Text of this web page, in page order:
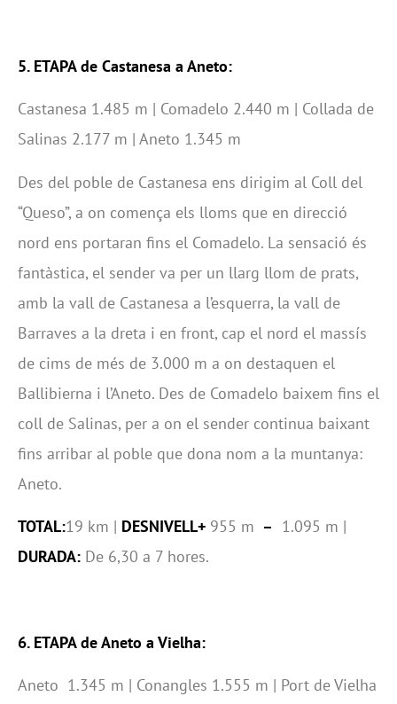
5. ETAPA de Castanesa a Aneto:
Castanesa 1.485 m | Comadelo 2.440 m | Collada de
Salinas 2.177 m | Aneto 1.345 m
Des del poble de Castanesa ens dirigim al Coll del
“Queso”, a on comença els lloms que en direcció
nord ens portaran fins el Comadelo. La sensació és
fantàstica, el sender va per un llarg llom de prats,
amb la vall de Castanesa a l’esquerra, la vall de
Barraves a la dreta i en front, cap el nord el massís
de cims de més de 3.000 m a on destaquen el
Ballibierna i l’Aneto. Des de Comadelo baixem fins el
coll de Salinas, per a on el sender continua baixant
fins arribar al poble que dona nom a la muntanya:
Aneto.
TOTAL:19 km | DESNIVELL+ 955 m – 1.095 m |
DURADA: De 6,30 a 7 hores.
6. ETAPA de Aneto a Vielha:
Aneto 1.345 m | Conangles 1.555 m | Port de Vielha